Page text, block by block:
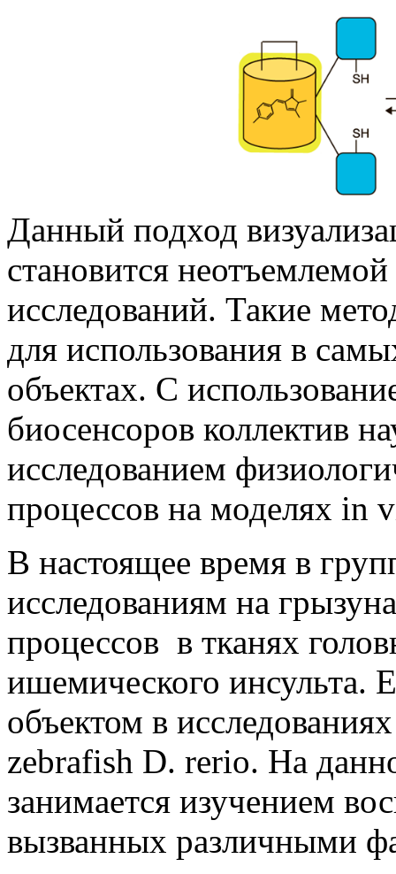
Данный подход
становится
исследований. Такие
для использования в
объектах. С
биосенсоров коллектив
исследованием
процессов на моделях in
В настоящее время в
исследованиям на
процессов в тканях
ишемического
объектом в
zebrafish D. rerio. На
занимается изучением
вызванных различными